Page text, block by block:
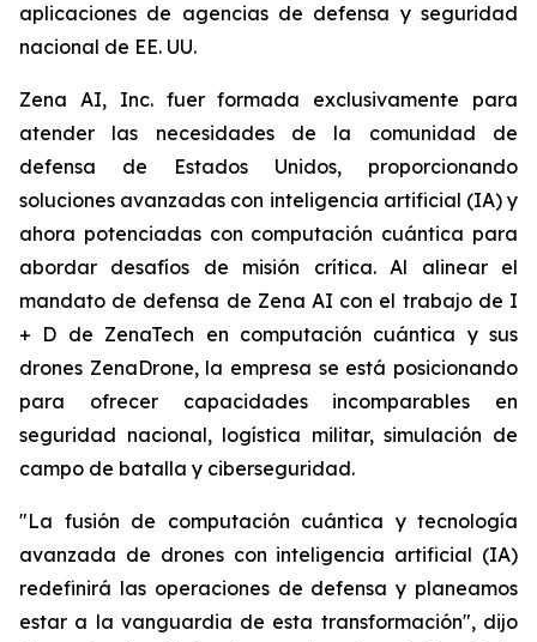
aplicaciones de agencias de defensa y seguridad
nacional de EE. UU.
Zena AI, Inc. fuer formada exclusivamente para
atender las necesidades de la comunidad de
defensa de Estados Unidos, proporcionando
soluciones avanzadas con inteligencia artificial (IA) y
ahora potenciadas con computación cuántica para
abordar desafíos de misión crítica. Al alinear el
mandato de defensa de Zena AI con el trabajo de I
+ D de ZenaTech en computación cuántica y sus
drones ZenaDrone, la empresa se está posicionando
para ofrecer capacidades incomparables en
seguridad nacional, logística militar, simulación de
campo de batalla y ciberseguridad.
"La fusión de computación cuántica y tecnología
avanzada de drones con inteligencia artificial (IA)
redefinirá las operaciones de defensa y planeamos
estar a la vanguardia de esta transformación", dijo